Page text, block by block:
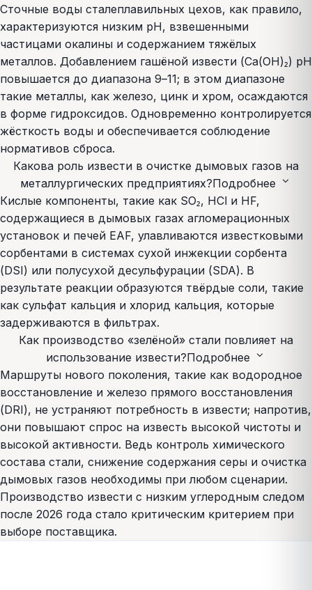
Сточные воды сталеплавильных цехов, как правило,
характеризуются низким pH, взвешенными
частицами окалины и содержанием тяжёлых
металлов. Добавлением гашёной извести (Ca(OH)₂) pH
повышается до диапазона 9–11; в этом диапазоне
такие металлы, как железо, цинк и хром, осаждаются
в форме гидроксидов. Одновременно контролируется
жёсткость воды и обеспечивается соблюдение
нормативов сброса.
Какова роль извести в очистке дымовых газов на
металлургических предприятиях?Подробнее expand_more
Кислые компоненты, такие как SO₂, HCl и HF,
содержащиеся в дымовых газах агломерационных
установок и печей EAF, улавливаются известковыми
сорбентами в системах сухой инжекции сорбента
(DSI) или полусухой десульфурации (SDA). В
результате реакции образуются твёрдые соли, такие
как сульфат кальция и хлорид кальция, которые
задерживаются в фильтрах.
Как производство «зелёной» стали повлияет на
использование извести?Подробнее expand_more
Маршруты нового поколения, такие как водородное
восстановление и железо прямого восстановления
(DRI), не устраняют потребность в извести; напротив,
они повышают спрос на известь высокой чистоты и
высокой активности. Ведь контроль химического
состава стали, снижение содержания серы и очистка
дымовых газов необходимы при любом сценарии.
Производство извести с низким углеродным следом
после 2026 года стало критическим критерием при
выборе поставщика.